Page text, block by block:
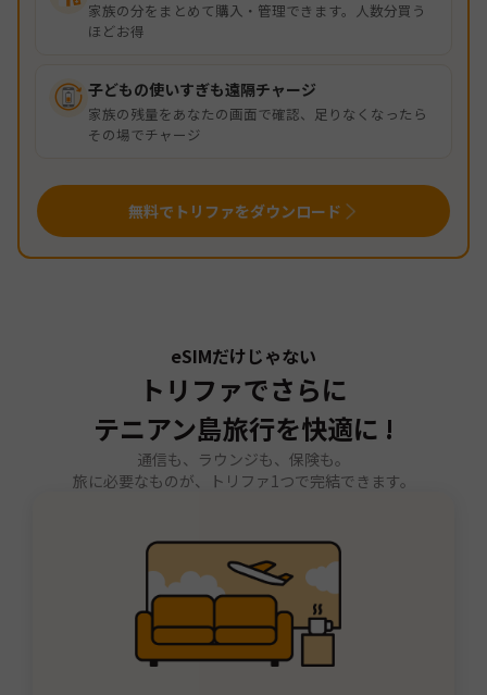
家族の分をまとめて購入・管理できます。人数分買う
ほどお得
子どもの使いすぎも遠隔チャージ
家族の残量をあなたの画面で確認、足りなくなったら
その場でチャージ
無料でトリファをダウンロード
eSIMだけじゃない
トリファでさらに
テニアン島旅行を快適に !
通信も、ラウンジも、保険も。
旅に必要なものが、トリファ1つで完結できます。